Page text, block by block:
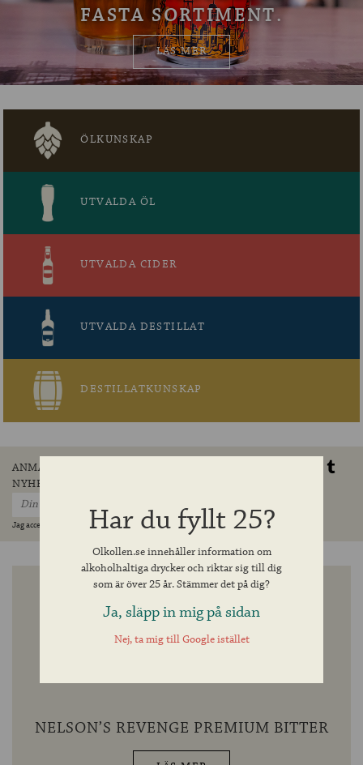
OM ÖLKOLLEN
KONTAKTA OSS
FASTA SORTIMENT.
LÄS MER
ÖLKUNSKAP
UTVALDA ÖL
UTVALDA CIDER
UTVALDA DESTILLAT
DESTILLATKUNSKAP
ANMÄL DIG TILL VÅRT
NYHETSBREV
Jag accepterar villkoren »
NELSON’S REVENGE PREMIUM BITTER
Har du fyllt 25?
Olkollen.se innehåller information om
alkoholhaltiga drycker och riktar sig till dig
som är över 25 år. Stämmer det på dig?
Ja, släpp in mig på sidan
Nej, ta mig till Google istället